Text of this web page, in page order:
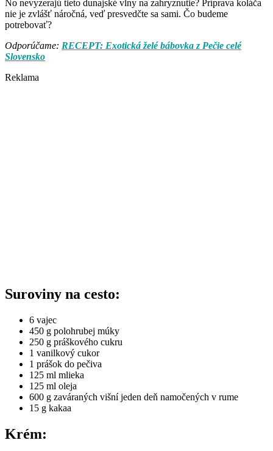
No nevyzerajú tieto dunajské vlny na zahryznutie? Príprava koláča
nie je zvlášť náročná, veď presvedčte sa sami. Čo budeme
potrebovať?
Odporúčame: RECEPT: Exotická želé bábovka z Pečie celé
Slovensko
Reklama
Suroviny na cesto:
6 vajec
450 g polohrubej múky
250 g práškového cukru
1 vanilkový cukor
1 prášok do pečiva
125 ml mlieka
125 ml oleja
600 g zaváraných višní jeden deň namočených v rume
15 g kakaa
Krém: